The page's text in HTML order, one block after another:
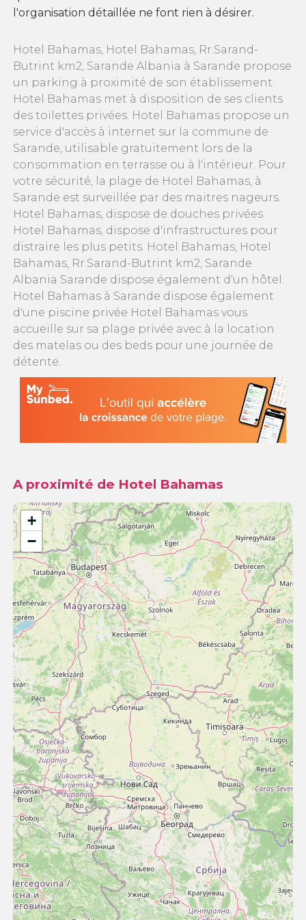
l'organisation détaillée ne font rien à désirer.
Hotel Bahamas, Hotel Bahamas, Rr.Sarand-
Butrint km2, Sarande Albania à Sarande propose
un parking à proximité de son établissement.
Hotel Bahamas met à disposition de ses clients
des toilettes privées. Hotel Bahamas propose un
service d'accès à internet sur la commune de
Sarande, utilisable gratuitement lors de la
consommation en terrasse ou à l'intérieur. Pour
votre sécurité, la plage de Hotel Bahamas, à
Sarande est surveillée par des maitres nageurs.
Hotel Bahamas, dispose de douches privées.
Hotel Bahamas, dispose d'infrastructures pour
distraire les plus petits. Hotel Bahamas, Hotel
Bahamas, Rr.Sarand-Butrint km2, Sarande
Albania Sarande dispose également d'un hôtel.
Hotel Bahamas à Sarande dispose également
d'une piscine privée Hotel Bahamas vous
accueille sur sa plage privée avec à la location
des matelas ou des beds pour une journée de
détente.
A proximité de Hotel Bahamas
+
−